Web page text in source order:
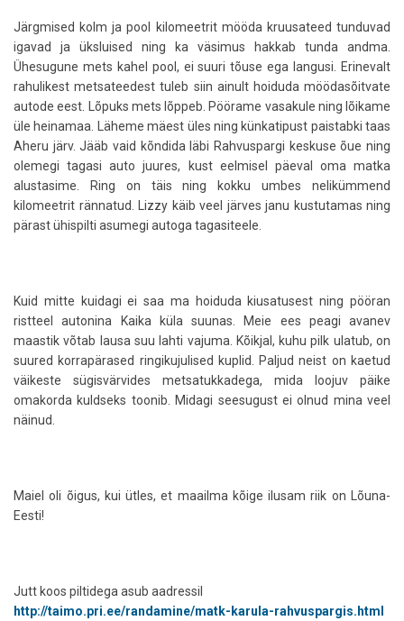
Järgmised kolm ja pool kilomeetrit mööda kruusateed tunduvad
igavad ja üksluised ning ka väsimus hakkab tunda andma.
Ühesugune mets kahel pool, ei suuri tõuse ega langusi. Erinevalt
rahulikest metsateedest tuleb siin ainult hoiduda möödasõitvate
autode eest. Lõpuks mets lõppeb. Pöörame vasakule ning lõikame
üle heinamaa. Läheme mäest üles ning künkatipust paistabki taas
Aheru järv. Jääb vaid kõndida läbi Rahvuspargi keskuse õue ning
olemegi tagasi auto juures, kust eelmisel päeval oma matka
alustasime. Ring on täis ning kokku umbes nelikümmend
kilomeetrit rännatud. Lizzy käib veel järves janu kustutamas ning
pärast ühispilti asumegi autoga tagasiteele.
Kuid mitte kuidagi ei saa ma hoiduda kiusatusest ning pööran
ristteel autonina Kaika küla suunas. Meie ees peagi avanev
maastik võtab lausa suu lahti vajuma. Kõikjal, kuhu pilk ulatub, on
suured korrapärased ringikujulised kuplid. Paljud neist on kaetud
väikeste sügisvärvides metsatukkadega, mida loojuv päike
omakorda kuldseks toonib. Midagi seesugust ei olnud mina veel
näinud.
Maiel oli õigus, kui ütles, et maailma kõige ilusam riik on Lõuna-
Eesti!
Jutt koos piltidega asub aadressil
http://taimo.pri.ee/randamine/matk-karula-rahvuspargis.html